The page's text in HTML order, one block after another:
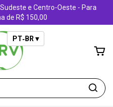
e Centro-Oeste - Para
de R$ 150,00
PT‑BR ▾